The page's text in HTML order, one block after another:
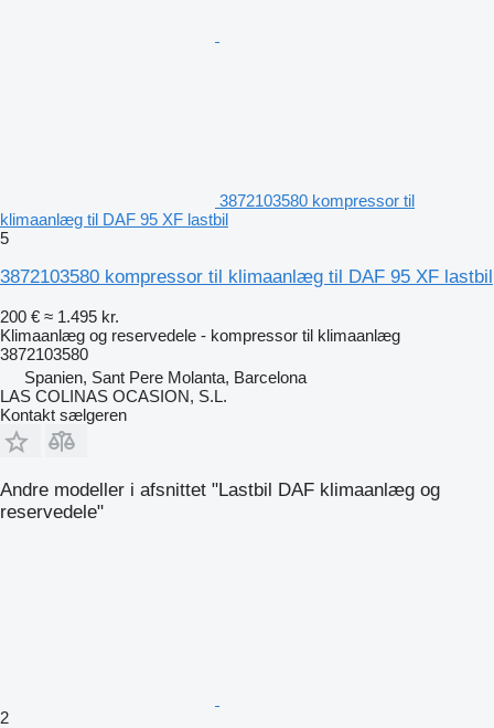
3872103580 kompressor til
klimaanlæg til DAF 95 XF lastbil
5
3872103580 kompressor til klimaanlæg til DAF 95 XF lastbil
200 € ≈ 1.495 kr.
Klimaanlæg og reservedele - kompressor til klimaanlæg
3872103580
Spanien, Sant Pere Molanta, Barcelona
LAS COLINAS OCASION, S.L.
Kontakt sælgeren
Andre modeller i afsnittet "Lastbil DAF klimaanlæg og
reservedele"
2